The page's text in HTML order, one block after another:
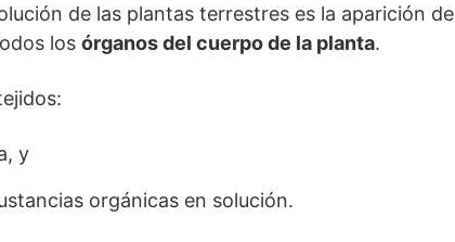
de las plantas terrestres es la aparición de
los órganos del cuerpo de la planta.
y
orgánicas en solución.